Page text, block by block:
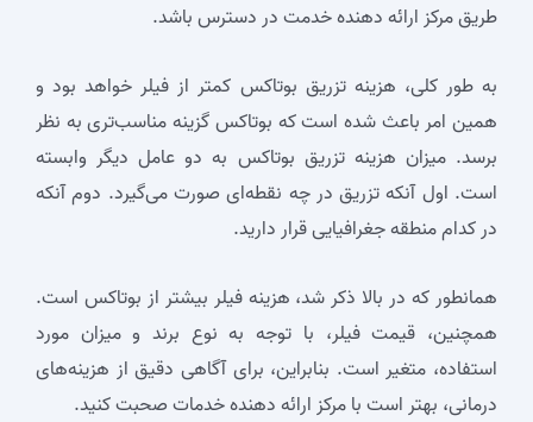
طریق مرکز ارائه دهنده خدمت در دسترس باشد.
به طور کلی، هزینه تزریق بوتاکس کمتر از فیلر خواهد بود و
همین امر باعث شده است که بوتاکس گزینه مناسب‌تری به نظر
برسد. میزان هزینه تزریق بوتاکس به دو عامل دیگر وابسته
است. اول آنکه تزریق در چه نقطه‌ای صورت می‌گیرد. دوم آنکه
در کدام منطقه جغرافیایی قرار دارید.
همانطور که در بالا ذکر شد، هزینه فیلر بیشتر از بوتاکس است.
همچنین، قیمت فیلر، با توجه به نوع برند و میزان مورد
استفاده، متغیر است. بنابراین، برای آگاهی دقیق از هزینه‌های
درمانی، بهتر است با مرکز ارائه دهنده خدمات صحبت کنید.